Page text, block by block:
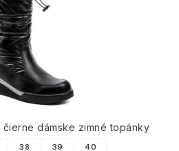
čierne dámske zimné topánky
38 39 40